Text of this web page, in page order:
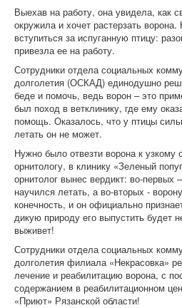
Выехав на работу, она увидела, как
окружила и хочет растерзать
вступиться за испуганную птицу:
привезла ее на работу.
Сотрудники отдела социальных
долголетия (ОСКАД) единодушно
беде и помочь, ведь ворон – это
был поход в ветклинику, где ему
помощь. Оказалось, что у птицы
летать он не может.
Нужно было отвезти ворона к узкому
орнитологу, в клинику «Зеленый
орнитолог вынес вердикт: во-первых
научился летать, а во-вторых -
конечность, и он официально
дикую природу его выпустить будет
выживет!
Сотрудники отдела социальных
долголетия филиала «Некрасовка»
лечение и реабилитацию ворона, с
содержанием в реабилитационном
«Приют» Рязанской области!